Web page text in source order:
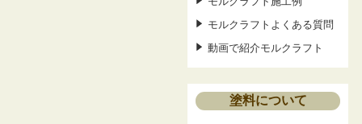
モルクラフトよくある質問
動画で紹介モルクラフト
塗料について